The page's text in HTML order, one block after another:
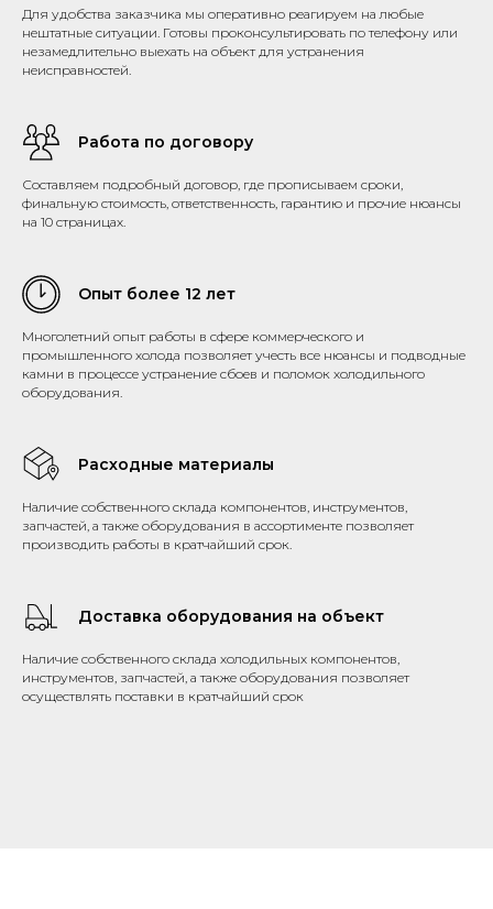
Для удобства заказчика мы оперативно реагируем на любые
нештатные ситуации. Готовы проконсультировать по телефону или
незамедлительно выехать на объект для устранения
неисправностей.
Работа по договору
Составляем подробный договор, где прописываем сроки,
финальную стоимость, ответственность, гарантию и прочие нюансы
на 10 страницах.
Опыт более 12 лет
Многолетний опыт работы в сфере коммерческого и
промышленного холода позволяет учесть все нюансы и подводные
камни в процессе устранение сбоев и поломок холодильного
оборудования.
Расходные материалы
Наличие собственного склада компонентов, инструментов,
запчастей, а также оборудования в ассортименте позволяет
производить работы в кратчайший срок.
Доставка оборудования на объект
Наличие собственного склада холодильных компонентов,
инструментов, запчастей, а также оборудования позволяет
осуществлять поставки в кратчайший срок